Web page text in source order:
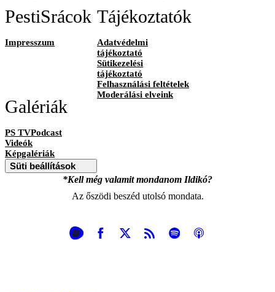
PestiSrácok
Impresszum
Tájékoztatók
Adatvédelmi
tájékoztató
Sütikezelési
tájékoztató
Felhasználási feltételek
Moderálási elveink
Galériák
PS TVPodcast
Videók
Képgalériák
Süti beállítások
*Kell még valamit mondanom Ildikó?
Az őszödi beszéd utolsó mondata.